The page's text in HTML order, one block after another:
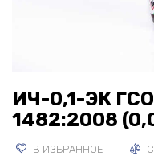
ИЧ-0,1-ЭК
1482:2008
В ИЗБРАННОЕ